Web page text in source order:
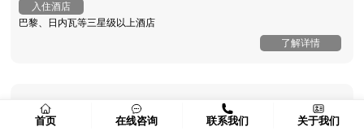
入住酒店
巴黎、日内瓦等三星级以上酒店
了解详情
首页 在线咨询 联系我们 关于我们